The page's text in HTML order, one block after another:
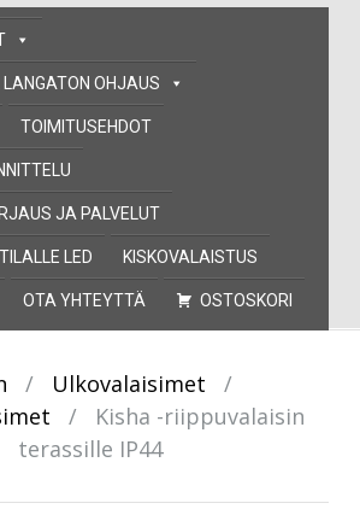
LANGATON OHJAUS
TOIMITUSEHDOT
JA PALVELUT
LED KISKOVALAISTUS
OTA YHTEYTTÄ OSTOSKORI
/ Ulkovalaisimet
/
/
Kisha -riippuvalaisin
terassille IP44